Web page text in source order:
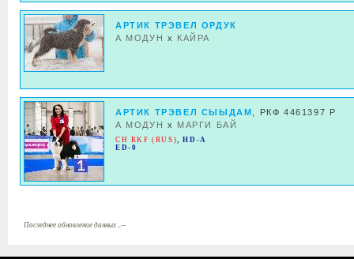
АРТИК ТРЭВЕЛ ОРДУК
А МОДУН x КАЙРА
АРТИК ТРЭВЕЛ СЫЫДАМ
, РКФ 4461397 Р
А МОДУН x МАРГИ БАЙ
CH RKF (RUS),HD-A
ED-0
Последнее обновление данных ..--